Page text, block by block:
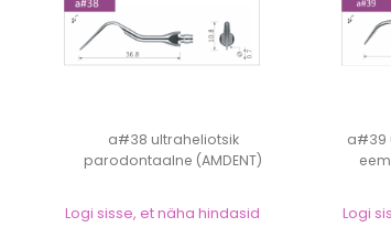
a#38 ultraheliotsik
parodontaalne (AMDENT)
Logi sisse, et näha hindasid
a#39
Logi